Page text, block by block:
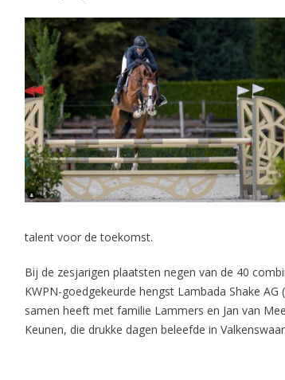
talent voor de toekomst.
Bij de zesjarigen plaatsten negen van de 40
KWPN-goedgekeurde hengst Lambada Shake
samen heeft met familie Lammers en Jan van
Keunen, die drukke dagen beleefde in